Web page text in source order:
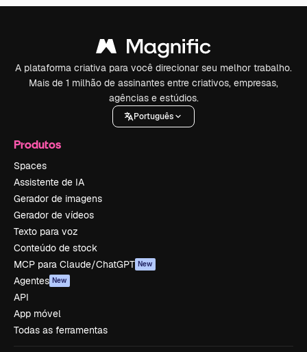
A plataforma criativa para você direcionar seu melhor trabalho.
Mais de 1 milhão de assinantes entre criativos, empresas,
agências e estúdios.
Português
Produtos
Spaces
Assistente de IA
Gerador de imagens
Gerador de vídeos
Texto para voz
Conteúdo de stock
MCP para Claude/ChatGPT New
Agentes New
API
App móvel
Todas as ferramentas